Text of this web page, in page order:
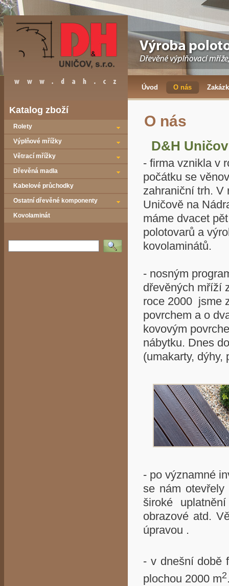
Úvod O nás
Katalog zboží
Rolety
Výplňové mřížky
Větrací mřížky
Dřevěná madla
Kabelové průchodky
Ostatní dřevěné komponenty
Kovolaminát
Vyhledat
O nás
D&H
- firma vznikla v
počátku se
zahraniční trh. V
Uničově na
máme dvacet
polotovarů a
kovolaminátů.
- nosným
dřevěných mříží
roce 2000 jsme
povrchem a o
kovovým
nábytku. Dnes
(umakarty,
- po významné
se nám
široké
obrazové atd.
úpravou .
- v dnešní době
plochou 2000 m2